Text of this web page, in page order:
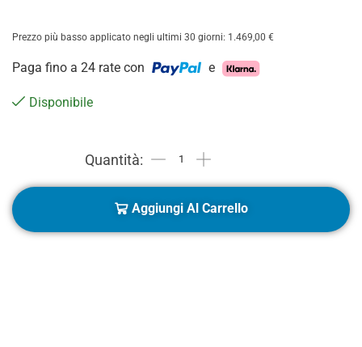
Prezzo più basso applicato negli ultimi 30 giorni: 1.469,00 €
Paga fino a 24 rate con e
Disponibile
Aggiungi Al Carrello